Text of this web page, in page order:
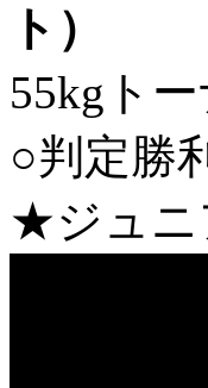
ト）
55kgト
○判定勝
★ジュニ